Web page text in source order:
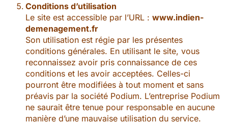
Conditions d’utilisation
Le site est accessible par l’URL : www.indien-
demenagement.fr
Son utilisation est régie par les présentes
conditions générales. En utilisant le site, vous
reconnaissez avoir pris connaissance de ces
conditions et les avoir acceptées. Celles-ci
pourront être modifiées à tout moment et sans
préavis par la société Podium. L’entreprise Podium
ne saurait être tenue pour responsable en aucune
manière d’une mauvaise utilisation du service.